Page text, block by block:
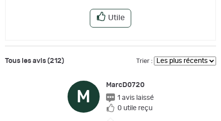
Utile
Tous les avis (212) Trier :
M
MarcD0720
1 avis laissé
0 utile reçu